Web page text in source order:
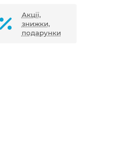
Акції,
знижки,
подарунки